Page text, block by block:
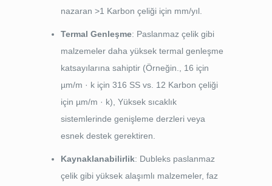
nazaran >1 Karbon çeliği için mm/yıl.
Termal Genleşme: Paslanmaz çelik gibi
malzemeler daha yüksek termal genleşme
katsayılarına sahiptir (Örneğin., 16 için
µm/m · k için 316 SS vs. 12 Karbon çeliği
için µm/m · k), Yüksek sıcaklık
sistemlerinde genişleme derzleri veya
esnek destek gerektiren.
Kaynaklanabilirlik: Dubleks paslanmaz
çelik gibi yüksek alaşımlı malzemeler, faz